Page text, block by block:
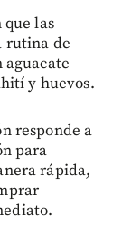
las
rutina de
aguacate
y huevos.
responde a
para
rápida,